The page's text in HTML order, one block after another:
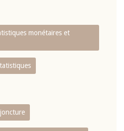
monétaires et